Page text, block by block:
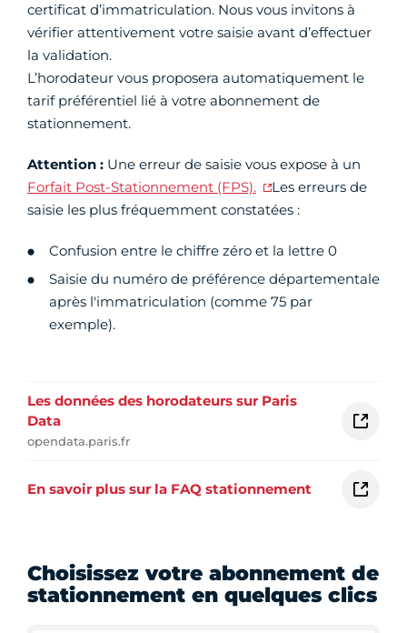
certificat d’immatriculation. Nous vous invitons à
vérifier attentivement votre saisie avant d’effectuer
la validation.
L’horodateur vous proposera automatiquement le
tarif préférentiel lié à votre abonnement de
stationnement.
Attention : Une erreur de saisie vous expose à un
Forfait Post-Stationnement (FPS).
Les erreurs de
saisie les plus fréquemment constatées :
Confusion entre le chiffre zéro et la lettre 0
Saisie du numéro de préférence départementale
après l'immatriculation (comme 75 par
exemple).
Les données des horodateurs sur Paris
Data
opendata.paris.fr
En savoir plus sur la FAQ stationnement
Choisissez votre abonnement de
stationnement en quelques clics